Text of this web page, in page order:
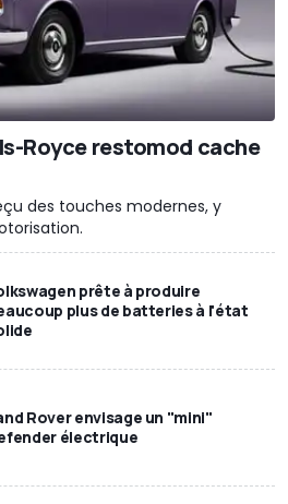
Royce restomod cache
des touches modernes, y
prête à produire
plus de batteries à l'état
Rover envisage un "mini"
électrique